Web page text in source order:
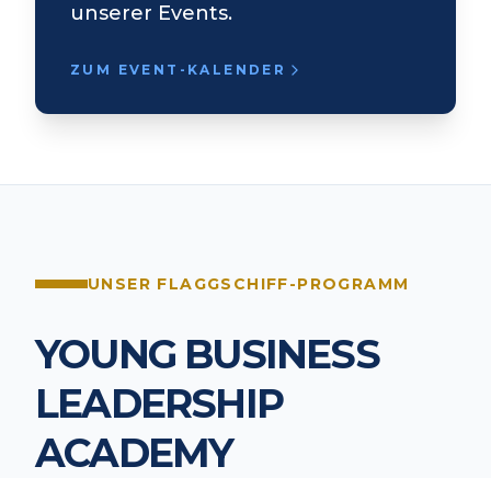
unserer Events.
ZUM EVENT-KALENDER
UNSER FLAGGSCHIFF-PROGRAMM
YOUNG BUSINESS
LEADERSHIP
ACADEMY